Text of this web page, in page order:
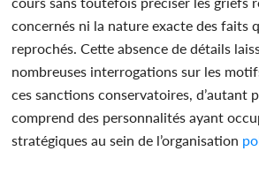
concernés ni la nature exacte des faits
reprochés. Cette absence de détails
nombreuses interrogations sur les
ces sanctions conservatoires, d’autant
comprend des personnalités ayant
stratégiques au sein de l’organisation